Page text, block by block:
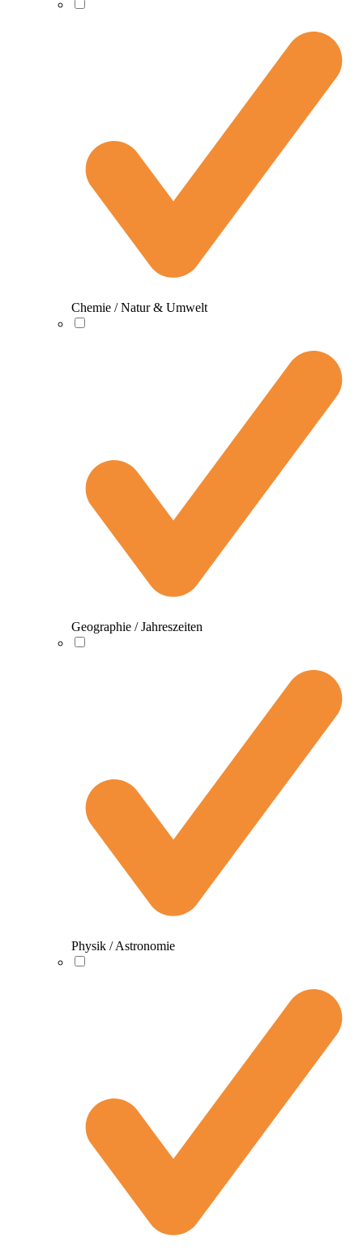
Chemie / Natur & Umwelt
Geographie / Jahreszeiten
Physik / Astronomie